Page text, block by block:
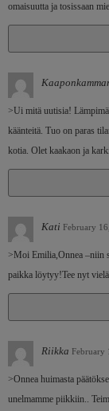
omaisuutta ja tosissaan
>Ui mitä uutisia!
käänteitä. Tuo on paras
kotia. Olet kaakaon ja
Kati February
>Moi Emilia,Onnea –niin
paikka löytyy!Tee nyt
Riikka February
>Onnea huimasta
unelmamme piikkiin..